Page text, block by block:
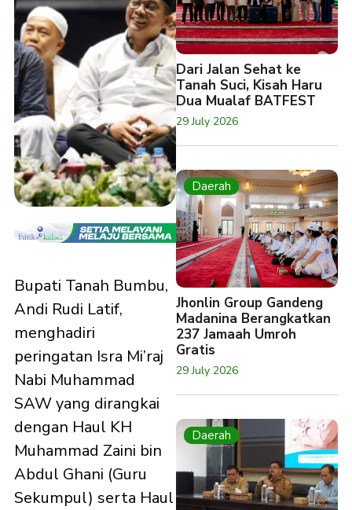
Bupati Tanah Bumbu,
Andi Rudi Latif,
menghadiri
peringatan Isra Mi’raj
Nabi Muhammad
SAW yang dirangkai
dengan Haul KH
Muhammad Zaini bin
Abdul Ghani (Guru
Sekumpul) serta Haul
Dari Jalan Sehat ke
Tanah Suci, Kisah Haru
Dua Mualaf BATFEST
29 July 2026
Daerah
Jhonlin Group Gandeng
Madanina Berangkatkan
237 Jamaah Umroh
Gratis
29 July 2026
Daerah